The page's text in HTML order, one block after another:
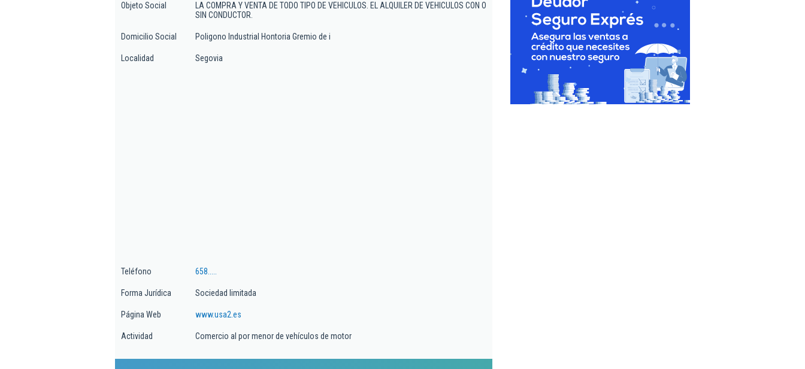
Objeto Social
LA COMPRA Y VENTA DE TODO TIPO DE VEHICULOS. EL ALQUILER DE VEHICULOS CON O
SIN CONDUCTOR.
Domicilio Social Poligono Industrial Hontoria Gremio de i
Localidad Segovia
Teléfono 658.....
Forma Jurídica Sociedad limitada
Página Web www.usa2.es
Actividad Comercio al por menor de vehículos de motor